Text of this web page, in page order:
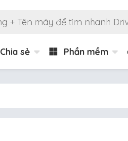
Chia sẻ Phần mềm